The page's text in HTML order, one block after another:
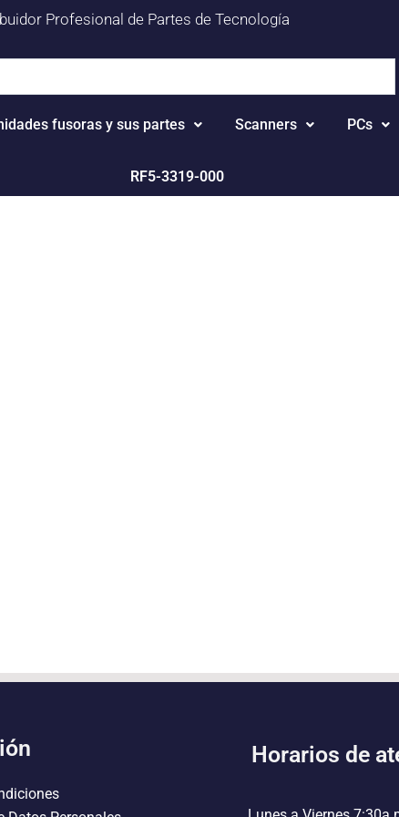
Profesional de Partes de Tecnología
fusoras y sus partes Scanners PCs
RF5-3319-000
Horarios de